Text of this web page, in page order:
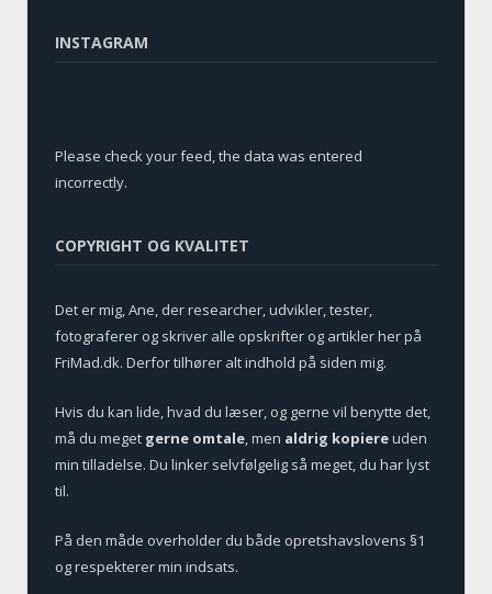
INSTAGRAM
Please check your feed, the data was entered
incorrectly.
COPYRIGHT OG KVALITET
Det er mig, Ane, der researcher, udvikler, tester,
fotograferer og skriver alle opskrifter og artikler her på
FriMad.dk. Derfor tilhører alt indhold på siden mig.
Hvis du kan lide, hvad du læser, og gerne vil benytte det,
må du meget gerne omtale, men aldrig kopiereuden
min tilladelse. Du linker selvfølgelig så meget, du har lyst
til.
På den måde overholder du både opretshavslovens §1
og respekterer min indsats.